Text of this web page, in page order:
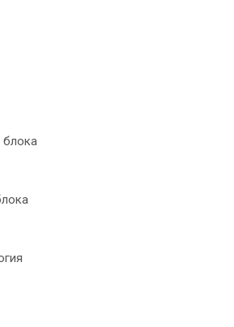
блока